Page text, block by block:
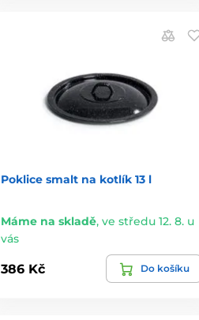
Poklice smalt na kotlík 13 l
Máme na skladě, ve středu 12. 8. u
vás
386 Kč Do košíku